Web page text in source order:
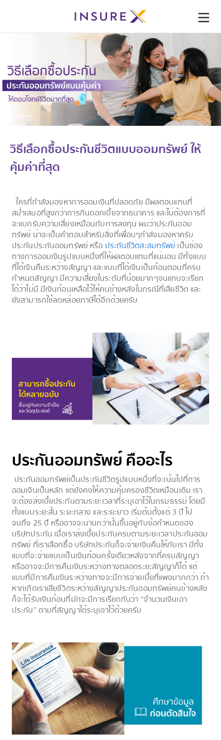
วิธีเลือกซื้อประกันชีวิตแบบออมทรัพย์ ให้
คุ้มค่าที่สุด
ใครที่กำลังมองหาการออมเงินที่ปลอดภัย มีผลตอบแทนที่
สม่ำเสมอที่สูงกว่าการกินดอกเบี้ยจากธนาคาร และไม่ต้องการที่
จะแบกรับความเสี่ยงเหมือนกับการลงทุน ผมว่าประกันออม
ทรัพย์ น่าจะเป็นคำตอบสำหรับสิ่งที่เพื่อนๆกำลังมองหาครับ
ประกันประกันออมทรัพย์ หรือ ประกันชีวิตสะสมทรัพย์เป็นช่อง
ทางการออมเงินรูปแบบหนึ่งที่ให้ผลตอบแทนที่แน่นอน มีทั้งแบบ
ที่ได้เงินคืนระหว่างสัญญา และแบบที่ได้เงินเป็นก้อนตอนที่ครบ
กำหนดสัญญา มีความเสี่ยงในระดับที่น้อยมากๆจนแทบจะเรียก
ได้ว่าไม่มี มีเงินก้อนเหลือไว้ให้คนข้างหลังในกรณีที่เสียชีวิต และ
ยังสามารถใช้ลดหล่อยภาษีได้อีกด้วยครับ
ประกันออมทรัพย์ คืออะไร
ประกันออมทรัพย์เป็นประกันชีวิตรูปแบบหนึ่งที่จะเน้นไปที่การ
ออมเงินเป็นหลัก แต่ยังคงให้ความคุ้มครองชีวิตเหมือนเดิม เรา
จะต้องส่งเบี้ยประกันตามระยะเวลาที่ระบุเอาไว้ในกรมธรรม์ โดยมี
ทั้งแบบระยะสั้น ระยะกลาง และระยะยาว เริ่มต้นตั้งแต่ 3 ปี ไป
จนถึง 25 ปี หรืออาจจะนานกว่านั้นขึ้นอยู่กับข้อกำหนดของ
บริษัทประกัน เมื่อเราส่งเบี้ยประกันครบตามระยะเวลาประกันออม
ทรัพย์ ที่เราเลือกซื้อ บริษัทประกันก็จะจ่ายเงินคืนให้กับเรา มีทั้ง
แบบที่จะจ่ายแบบเป็นเงินก้อนครั้งเดียวหลังจากที่ครบสัญญา
หรืออาจจะมีการคืนเงินระหว่างทางตลอดระยะสัญญาก็ได้ แต่
แบบที่มีการคืนเงินระหว่างทางจะมีการจ่ายเบี้ยที่แพงมากกว่า ถ้า
หากเกิดเราเสียชีวิตระหว่างสัญญาประกันออมทรัพย์คนข้างหลัง
ก็จะได้รับเงินก้อนที่มักจะมีการเรียกกันว่า “จำนวนเงินเอา
ประกัน” ตามที่สัญญาได้ระบุเอาไว้ด้วยครับ